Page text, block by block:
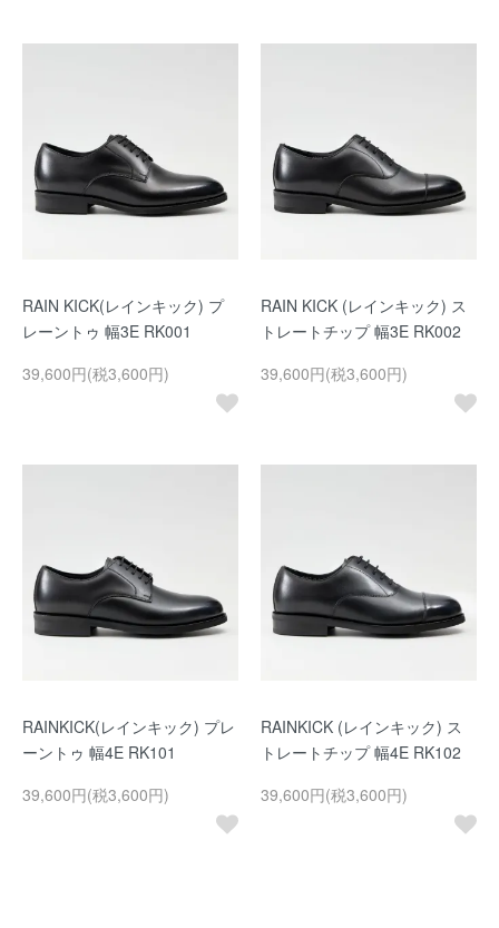
RAIN KICK(レインキック) プ
レーントゥ 幅3E RK001
39,600円(税3,600円)
RAIN KICK (レインキック) ス
トレートチップ 幅3E RK002
39,600円(税3,600円)
RAINKICK(レインキック) プレ
ーントゥ 幅4E RK101
39,600円(税3,600円)
RAINKICK (レインキック) ス
トレートチップ 幅4E RK102
39,600円(税3,600円)